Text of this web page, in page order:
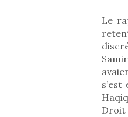
Le
Droit